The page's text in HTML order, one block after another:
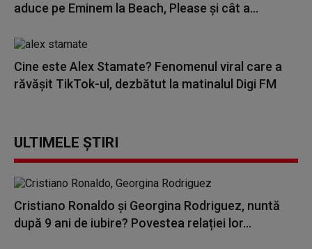
aduce pe Eminem la Beach, Please și cât a...
Cine este Alex Stamate? Fenomenul viral care a
răvășit TikTok-ul, dezbătut la matinalul Digi FM
ULTIMELE ȘTIRI
Cristiano Ronaldo și Georgina Rodriguez, nuntă
după 9 ani de iubire? Povestea relației lor...